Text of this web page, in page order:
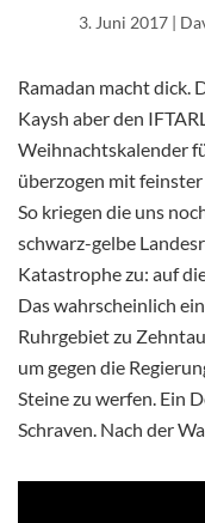
3. Juni 2017 |
Ramadan macht dick.
Kaysh aber den
Weihnachtskalender
überzogen mit
So kriegen die uns
schwarz-gelbe
Katastrophe zu: auf
Das wahrscheinlich
Ruhrgebiet zu
um gegen die
Steine zu werfen. Ein
Schraven. Nach der